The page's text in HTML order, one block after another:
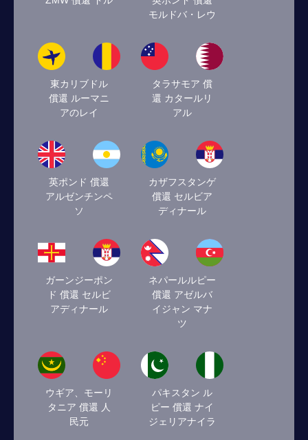
モルドバ・レウ
東カリブドル
償還 ルーマニ
アのレイ
タラサモア 償
還 カタールリ
アル
英ポンド 償還
アルゼンチンペ
ソ
カザフスタンゲ
償還 セルビア
ディナール
ガーンジーポン
ド 償還 セルビ
アディナール
ネパールルピー
償還 アゼルバ
イジャン マナ
ツ
ウギア、モーリ
タニア 償還 人
民元
パキスタン ル
ピー 償還 ナイ
ジェリアナイラ